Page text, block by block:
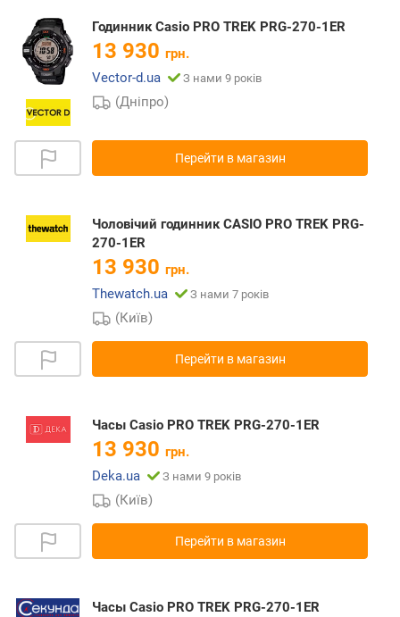
Годинник Casio PRO TREK PRG-270-1ER
13 930 грн.
Vector-d.ua
З нами 9 років
(Дніпро)
Перейти в магазин
Чоловічий годинник CASIO PRO TREK PRG-
270-1ER
13 930 грн.
Thewatch.ua
З нами 7 років
(Київ)
Перейти в магазин
Часы Casio PRO TREK PRG-270-1ER
13 930 грн.
Deka.ua
З нами 9 років
(Київ)
Перейти в магазин
Часы Casio PRO TREK PRG-270-1ER